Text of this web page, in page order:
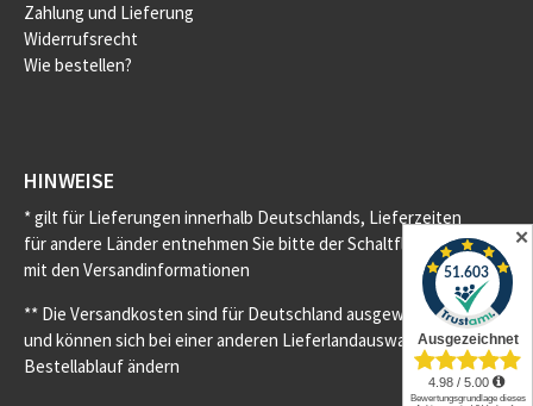
Zahlung und Lieferung
Widerrufsrecht
Wie bestellen?
HINWEISE
* gilt für Lieferungen innerhalb Deutschlands, Lieferzeiten
für andere Länder entnehmen Sie bitte der Schaltfläche
mit den Versandinformationen
** Die Versandkosten sind für Deutschland ausgewiesen
und können sich bei einer anderen Lieferlandauswahl im
Bestellablauf ändern
✕